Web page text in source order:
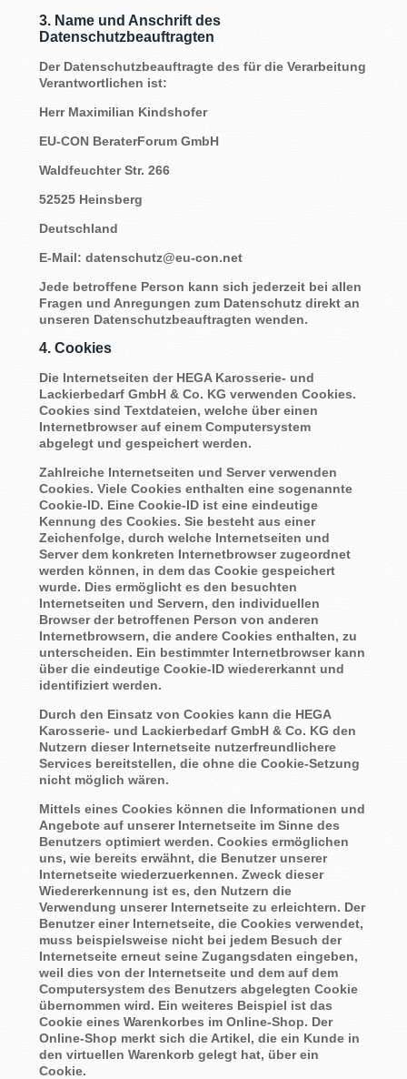
3. Name und Anschrift des
Datenschutzbeauftragten
Der Datenschutzbeauftragte des für die Verarbeitung
Verantwortlichen ist:
Herr Maximilian Kindshofer
EU-CON BeraterForum GmbH
Waldfeuchter Str. 266
52525 Heinsberg
Deutschland
E-Mail: datenschutz@eu-con.net
Jede betroffene Person kann sich jederzeit bei allen
Fragen und Anregungen zum Datenschutz direkt an
unseren Datenschutzbeauftragten wenden.
4. Cookies
Die Internetseiten der HEGA Karosserie- und
Lackierbedarf GmbH & Co. KG verwenden Cookies.
Cookies sind Textdateien, welche über einen
Internetbrowser auf einem Computersystem
abgelegt und gespeichert werden.
Zahlreiche Internetseiten und Server verwenden
Cookies. Viele Cookies enthalten eine sogenannte
Cookie-ID. Eine Cookie-ID ist eine eindeutige
Kennung des Cookies. Sie besteht aus einer
Zeichenfolge, durch welche Internetseiten und
Server dem konkreten Internetbrowser zugeordnet
werden können, in dem das Cookie gespeichert
wurde. Dies ermöglicht es den besuchten
Internetseiten und Servern, den individuellen
Browser der betroffenen Person von anderen
Internetbrowsern, die andere Cookies enthalten, zu
unterscheiden. Ein bestimmter Internetbrowser kann
über die eindeutige Cookie-ID wiedererkannt und
identifiziert werden.
Durch den Einsatz von Cookies kann die HEGA
Karosserie- und Lackierbedarf GmbH & Co. KG den
Nutzern dieser Internetseite nutzerfreundlichere
Services bereitstellen, die ohne die Cookie-Setzung
nicht möglich wären.
Mittels eines Cookies können die Informationen und
Angebote auf unserer Internetseite im Sinne des
Benutzers optimiert werden. Cookies ermöglichen
uns, wie bereits erwähnt, die Benutzer unserer
Internetseite wiederzuerkennen. Zweck dieser
Wiedererkennung ist es, den Nutzern die
Verwendung unserer Internetseite zu erleichtern. Der
Benutzer einer Internetseite, die Cookies verwendet,
muss beispielsweise nicht bei jedem Besuch der
Internetseite erneut seine Zugangsdaten eingeben,
weil dies von der Internetseite und dem auf dem
Computersystem des Benutzers abgelegten Cookie
übernommen wird. Ein weiteres Beispiel ist das
Cookie eines Warenkorbes im Online-Shop. Der
Online-Shop merkt sich die Artikel, die ein Kunde in
den virtuellen Warenkorb gelegt hat, über ein
Cookie.